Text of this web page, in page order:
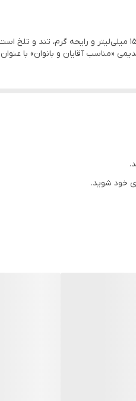
ویژگی اصلی این محصول، حجم 150 میلی‌لیتر
خود شوید.